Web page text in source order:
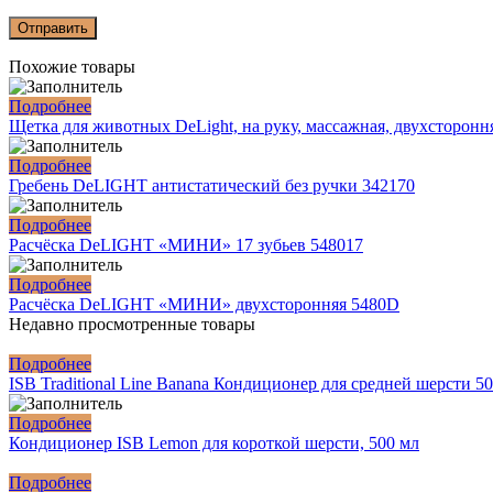
Похожие товары
Подробнее
Щетка для животных DeLight, на руку, массажная,
Подробнее
Гребень DeLIGHT антистатический без ручки 342170
Подробнее
Расчёска DeLIGHT «МИНИ» 17 зубьев 548017
Подробнее
Расчёска DeLIGHT «МИНИ» двухсторонняя 5480D
Недавно просмотренные товары
Подробнее
ISB Traditional Line Banana Кондиционер для средней шерсти
Подробнее
Кондиционер ISB Lemon для короткой шерсти, 500 мл
Подробнее